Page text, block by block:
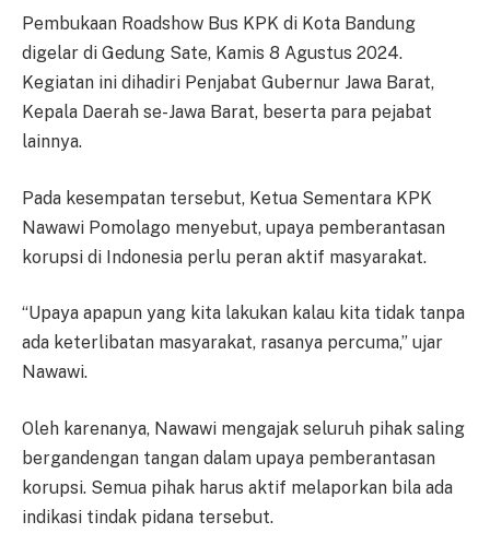
Pembukaan Roadshow Bus KPK di Kota Bandung
digelar di Gedung Sate, Kamis 8 Agustus 2024.
Kegiatan ini dihadiri Penjabat Gubernur Jawa Barat,
Kepala Daerah se-Jawa Barat, beserta para pejabat
lainnya.
Pada kesempatan tersebut, Ketua Sementara KPK
Nawawi Pomolago menyebut, upaya pemberantasan
korupsi di Indonesia perlu peran aktif masyarakat.
“Upaya apapun yang kita lakukan kalau kita tidak tanpa
ada keterlibatan masyarakat, rasanya percuma,” ujar
Nawawi.
Oleh karenanya, Nawawi mengajak seluruh pihak saling
bergandengan tangan dalam upaya pemberantasan
korupsi. Semua pihak harus aktif melaporkan bila ada
indikasi tindak pidana tersebut.